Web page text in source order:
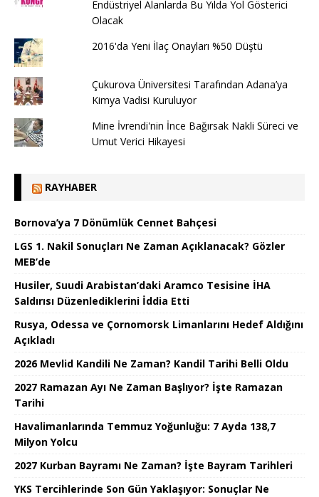
Endüstriyel Alanlarda Bu Yılda Yol Gösterici
Olacak
2016'da Yeni İlaç Onayları %50 Düştü
Çukurova Üniversitesi Tarafından Adana’ya
Kimya Vadisi Kuruluyor
Mine İvrendi'nin İnce Bağırsak Nakli Süreci ve
Umut Verici Hikayesi
RAYHABER
Bornova’ya 7 Dönümlük Cennet Bahçesi
LGS 1. Nakil Sonuçları Ne Zaman Açıklanacak? Gözler
MEB’de
Husiler, Suudi Arabistan’daki Aramco Tesisine İHA
Saldırısı Düzenlediklerini İddia Etti
Rusya, Odessa ve Çornomorsk Limanlarını Hedef Aldığını
Açıkladı
2026 Mevlid Kandili Ne Zaman? Kandil Tarihi Belli Oldu
2027 Ramazan Ayı Ne Zaman Başlıyor? İşte Ramazan
Tarihi
Havalimanlarında Temmuz Yoğunluğu: 7 Ayda 138,7
Milyon Yolcu
2027 Kurban Bayramı Ne Zaman? İşte Bayram Tarihleri
YKS Tercihlerinde Son Gün Yaklaşıyor: Sonuçlar Ne